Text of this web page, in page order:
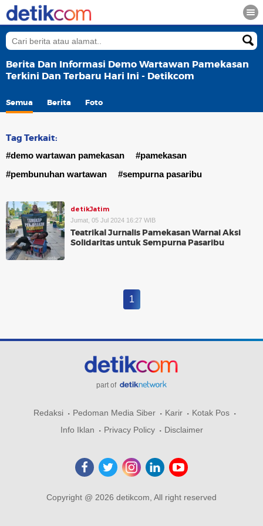
Berita Dan Informasi Demo Wartawan Pamekasan
Terkini Dan Terbaru Hari Ini - Detikcom
Semua Berita Foto
Tag Terkait:
#demo wartawan pamekasan
#pamekasan
#pembunuhan wartawan
#sempurna pasaribu
detikJatim
Jumat, 05 Jul 2024 16:27 WIB
Teatrikal Jurnalis Pamekasan Warnai Aksi
Solidaritas untuk Sempurna Pasaribu
1
part of
Redaksi Pedoman Media Siber Karir
Kotak Pos
Info Iklan
Privacy Policy Disclaimer
Copyright @ 2026 detikcom, All right reserved